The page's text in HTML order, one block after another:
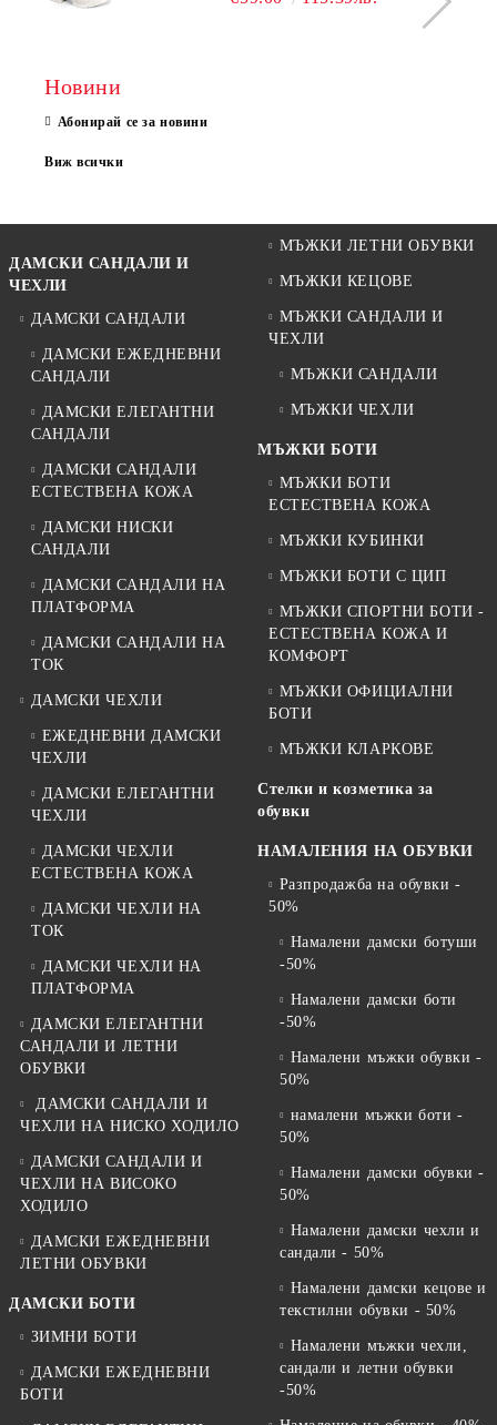
Новини
Абонирай се за новини
Виж всички
ДАМСКИ САНДАЛИ И
ЧЕХЛИ
ДАМСКИ САНДАЛИ
ДАМСКИ ЕЖЕДНЕВНИ
САНДАЛИ
ДАМСКИ ЕЛЕГАНТНИ
САНДАЛИ
ДАМСКИ САНДАЛИ
ЕСТЕСТВЕНА КОЖА
ДАМСКИ НИСКИ
САНДАЛИ
ДАМСКИ САНДАЛИ НА
ПЛАТФОРМА
ДАМСКИ САНДАЛИ НА
ТОК
ДАМСКИ ЧЕХЛИ
ЕЖЕДНЕВНИ ДАМСКИ
ЧЕХЛИ
ДАМСКИ ЕЛЕГАНТНИ
ЧЕХЛИ
ДАМСКИ ЧЕХЛИ
ЕСТЕСТВЕНА КОЖА
ДАМСКИ ЧЕХЛИ НА
ТОК
ДАМСКИ ЧЕХЛИ НА
ПЛАТФОРМА
ДАМСКИ ЕЛЕГАНТНИ
САНДАЛИ И ЛЕТНИ
ОБУВКИ
ДАМСКИ САНДАЛИ И
ЧЕХЛИ НА НИСКО ХОДИЛО
ДАМСКИ САНДАЛИ И
ЧЕХЛИ НА ВИСОКО
ХОДИЛО
ДАМСКИ ЕЖЕДНЕВНИ
ЛЕТНИ ОБУВКИ
ДАМСКИ БОТИ
ЗИМНИ БОТИ
ДАМСКИ ЕЖЕДНЕВНИ
БОТИ
МЪЖКИ ЛЕТНИ ОБУВКИ
МЪЖКИ КЕЦОВЕ
МЪЖКИ САНДАЛИ И
ЧЕХЛИ
МЪЖКИ САНДАЛИ
МЪЖКИ ЧЕХЛИ
МЪЖКИ БОТИ
МЪЖКИ БОТИ
ЕСТЕСТВЕНА КОЖА
МЪЖКИ КУБИНКИ
МЪЖКИ БОТИ С ЦИП
МЪЖКИ СПОРТНИ БОТИ -
ЕСТЕСТВЕНА КОЖА И
КОМФОРТ
МЪЖКИ ОФИЦИАЛНИ
БОТИ
МЪЖКИ КЛАРКОВЕ
Стелки и козметика за
обувки
НАМАЛЕНИЯ НА ОБУВКИ
Разпродажба на обувки -
50%
Намалени дамски ботуши
-50%
Намалени дамски боти
-50%
Намалени мъжки обувки -
50%
намалени мъжки боти -
50%
Намалени дамски обувки -
50%
Намалени дамски чехли и
сандали - 50%
Намалени дамски кецове и
текстилни обувки - 50%
Намалени мъжки чехли,
сандали и летни обувки
-50%